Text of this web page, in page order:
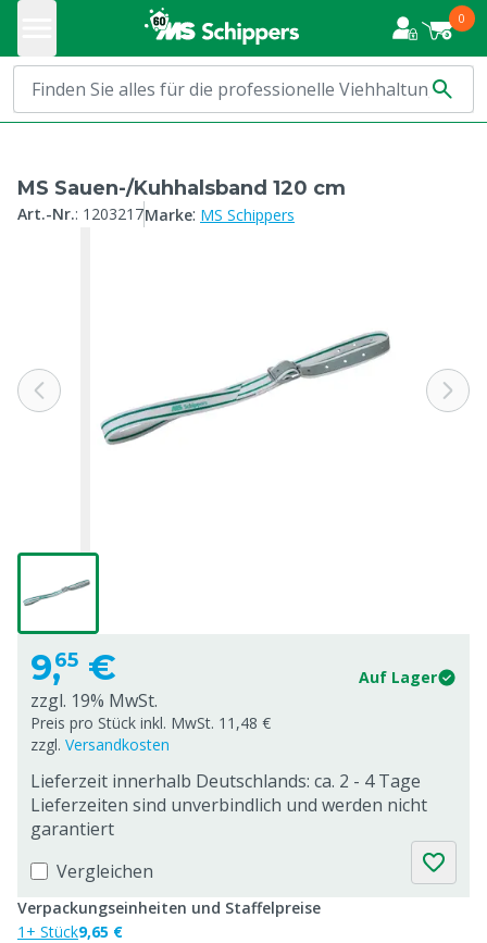
0
MS Sauen-/Kuhhalsband 120 cm
Art.-Nr.: 1203217Marke: MS Schippers
9,65 € Auf Lager
zzgl. 19% MwSt.
Preis pro Stück inkl. MwSt. 11,48 €
zzgl. Versandkosten
Lieferzeit innerhalb Deutschlands: ca. 2 - 4 Tage
Lieferzeiten sind unverbindlich und werden nicht
garantiert
Vergleichen
Verpackungseinheiten und Staffelpreise
1+ Stück9,65 €